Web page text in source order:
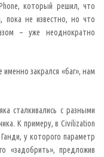
который решил, что
пока не известно, но что
– уже неоднократно
закрался «баг», нам
сталкивались с разными
К примеру, в Civilization
у которого параметр
«задобрить», предложив